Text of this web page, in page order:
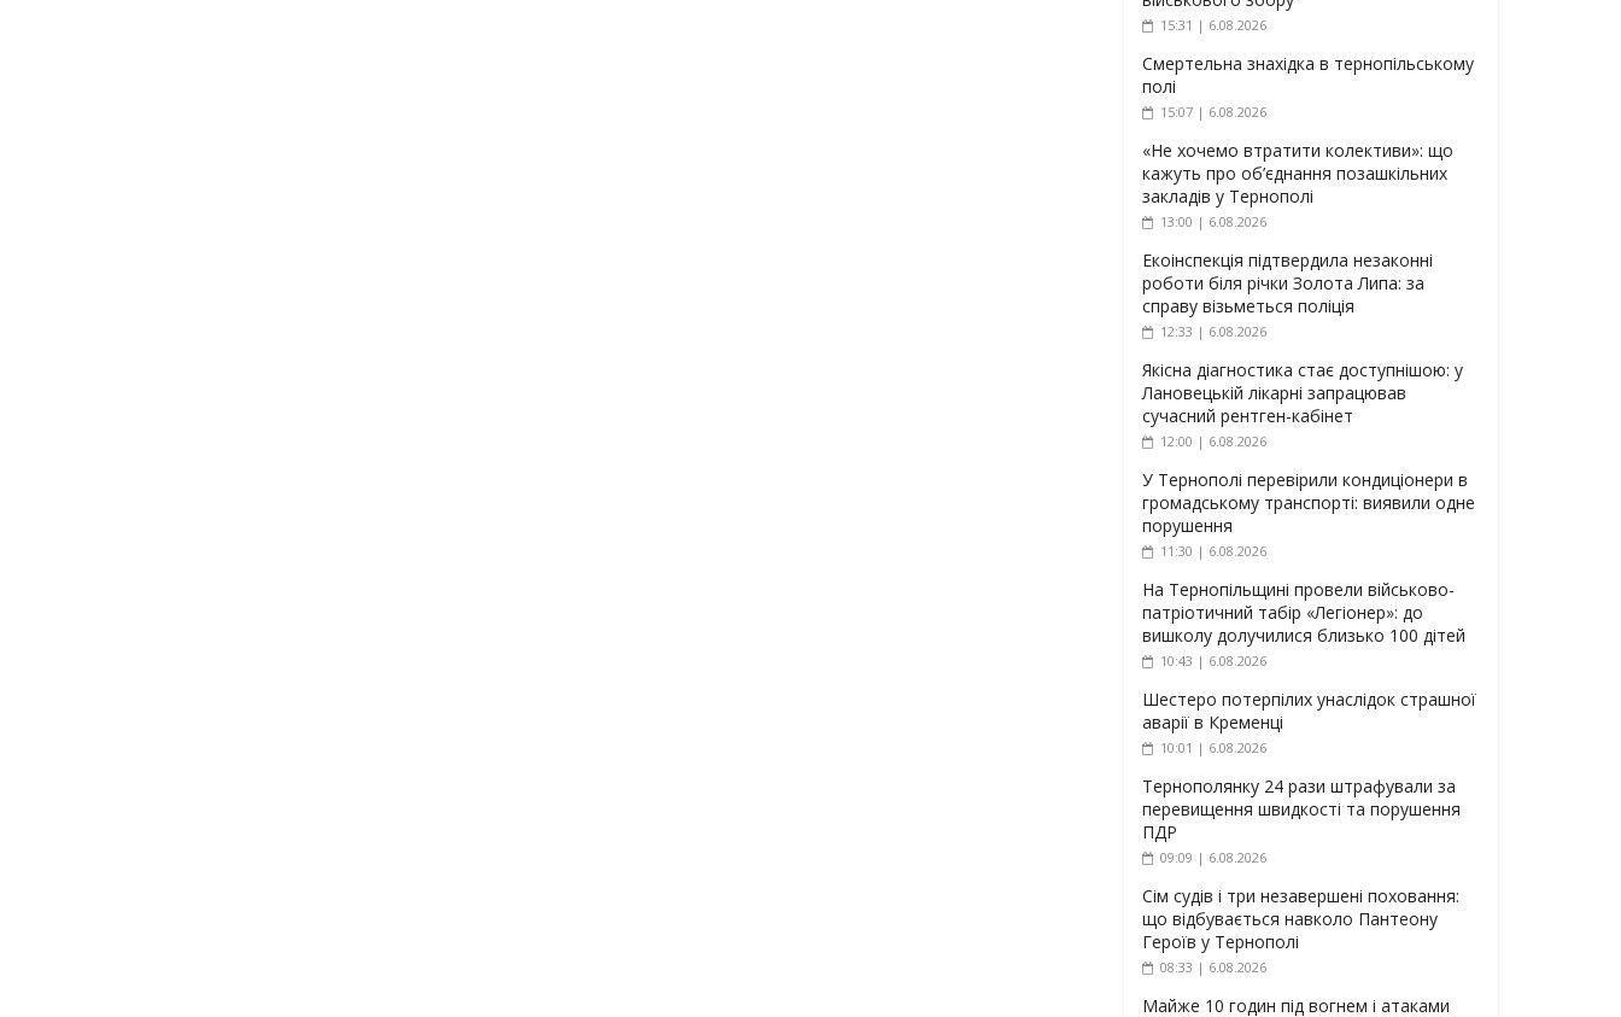
15:31 | 6.08.2026
Смертельна знахідка в тернопільському
полі
15:07 | 6.08.2026
«Не хочемо втратити колективи»: що
кажуть про об’єднання позашкільних
закладів у Тернополі
13:00 | 6.08.2026
Екоінспекція підтвердила незаконні
роботи біля річки Золота Липа: за
справу візьметься поліція
12:33 | 6.08.2026
Якісна діагностика стає доступнішою: у
Лановецькій лікарні запрацював
сучасний рентген-кабінет
12:00 | 6.08.2026
У Тернополі перевірили кондиціонери в
громадському транспорті: виявили одне
порушення
11:30 | 6.08.2026
На Тернопільщині провели військово-
патріотичний табір «Легіонер»: до
вишколу долучилися близько 100 дітей
10:43 | 6.08.2026
Шестеро потерпілих унаслідок страшної
аварії в Кременці
10:01 | 6.08.2026
Тернополянку 24 рази штрафували за
перевищення швидкості та порушення
ПДР
09:09 | 6.08.2026
Сім судів і три незавершені поховання:
що відбувається навколо Пантеону
Героїв у Тернополі
08:33 | 6.08.2026
Майже 10 годин під вогнем і атаками